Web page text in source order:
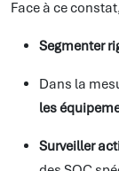
Face à ce
Segmenter
Dans la
les
Surveiller